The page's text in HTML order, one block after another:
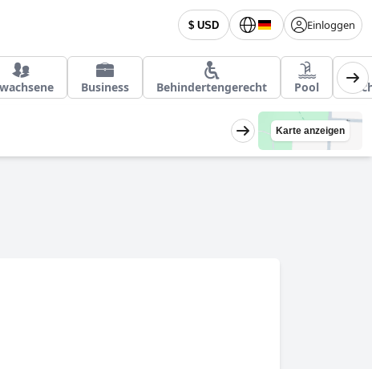
$ USD Einloggen
Business Behindertengerecht Pool
Karte anzeigen